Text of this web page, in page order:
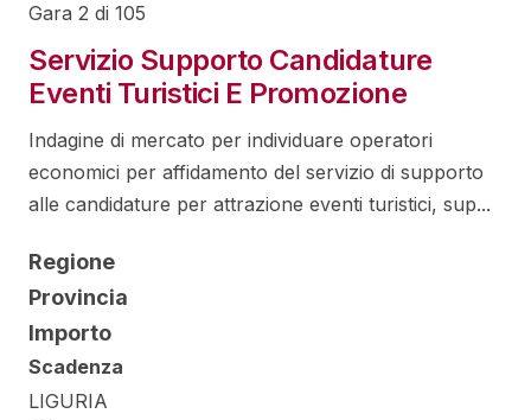
Gara 2 di 105
Servizio Supporto Candidature
Eventi Turistici E Promozione
Indagine di mercato per individuare operatori
economici per affidamento del servizio di supporto
alle candidature per attrazione eventi turistici, sup...
Regione
Provincia
Importo
Scadenza
LIGURIA